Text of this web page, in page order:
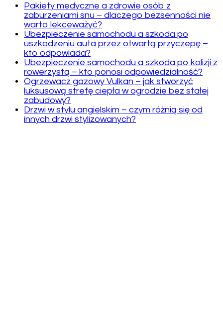
Pakiety medyczne a zdrowie osób z
zaburzeniami snu – dlaczego bezsenności nie
warto lekceważyć?
Ubezpieczenie samochodu a szkoda po
uszkodzeniu auta przez otwartą przyczepę –
kto odpowiada?
Ubezpieczenie samochodu a szkoda po kolizji z
rowerzystą – kto ponosi odpowiedzialność?
Ogrzewacz gazowy Vulkan – jak stworzyć
luksusową strefę ciepła w ogrodzie bez stałej
zabudowy?
Drzwi w stylu angielskim – czym różnią się od
innych drzwi stylizowanych?